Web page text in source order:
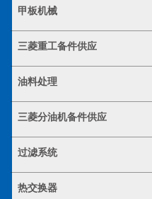
甲板机械
三菱重工备件供应
油料处理
三菱分油机备件供应
过滤系统
热交换器